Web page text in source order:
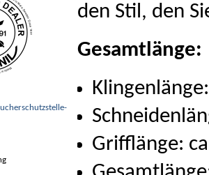
den Stil, den
Gesamtlänge:
Grifflänge: